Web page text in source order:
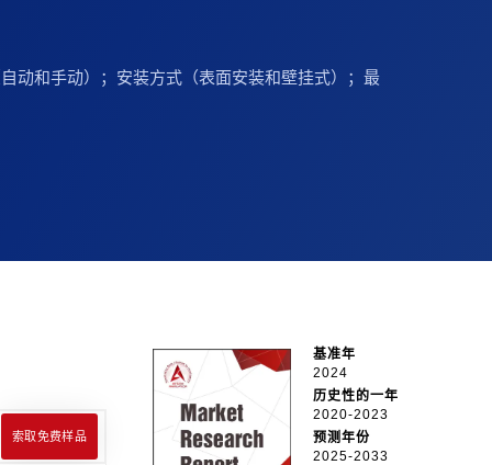
动和手动）；安装方式（表面安装和壁挂式）；最
索取免费样品
基准年
2024
历史性的一年
2020-2023
预测年份
2025-2033